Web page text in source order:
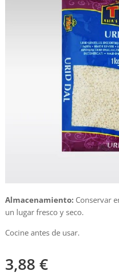
Almacenamiento: Conservar
un lugar fresco y seco.
Cocine antes de usar.
3,88 €